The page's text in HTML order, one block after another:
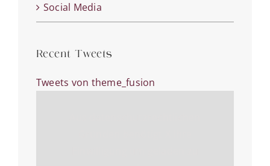
Social Media
Recent Tweets
Tweets von theme_fusion